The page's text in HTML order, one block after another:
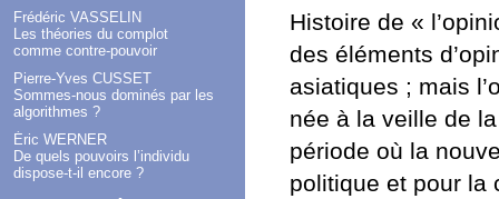
Frédéric VASSELIN
Les théories du complot
comme contre-pouvoir
Pierre-Yves CUSSET
Sommes-nous dominés par les
algorithmes ?
Éric WERNER
De quels pouvoirs l’individu
dispose-t-il encore ?
Histoire de «
des éléments
asiatiques ; mais
née à la veille de
période où la
politique et pour la